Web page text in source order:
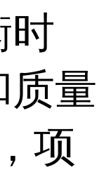
时
质量
项